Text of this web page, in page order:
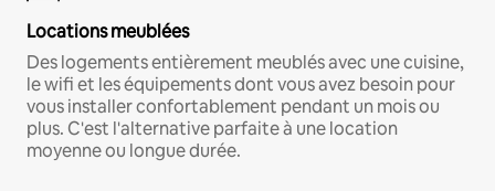
Locations meublées
Des logements entièrement meublés avec une cuisine,
le wifi et les équipements dont vous avez besoin pour
vous installer confortablement pendant un mois ou
plus. C'est l'alternative parfaite à une location
moyenne ou longue durée.